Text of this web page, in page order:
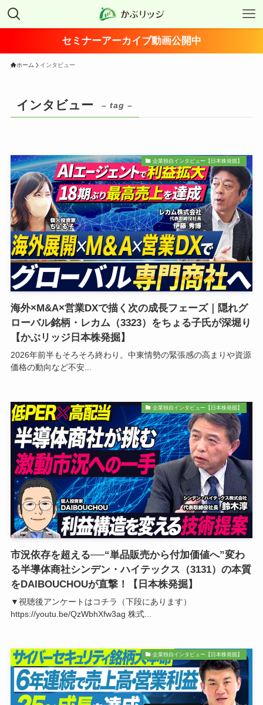
セミナーアーカイブ動画公開中
ホーム インタビュー
インタビュー – tag –
企業独自インタビュー【日本株発掘】
海外×M&A×営業DXで描く次の成長フェーズ｜隠れグ
ローバル銘柄・レカム（3323）をちょる子氏が深堀り
【かぶリッジ日本株発掘】
2026年前半もそろそろ終わり。中東情勢の緊張感の高まりや資源
価格の動向など不安...
企業独自インタビュー【日本株発掘】
市況依存を超える──“単品販売から付加価値へ”変わ
る半導体商社シンデン・ハイテックス（3131）の本質
をDAIBOUCHOUが直撃！【日本株発掘】
▼視聴後アンケートはコチラ（下段にあります）
https://youtu.be/QzWbhXfw3ag 株式...
企業独自インタビュー【日本株発掘】